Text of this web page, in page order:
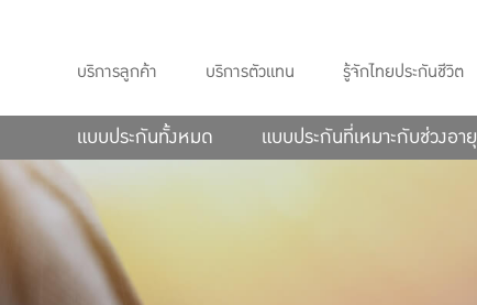
บริการลูกค้า บริการตัวแทน รู้จักไทยประกันชีวิต
แบบประกันทั้งหมด แบบประกันที่เหมาะกับช่วงอายุ